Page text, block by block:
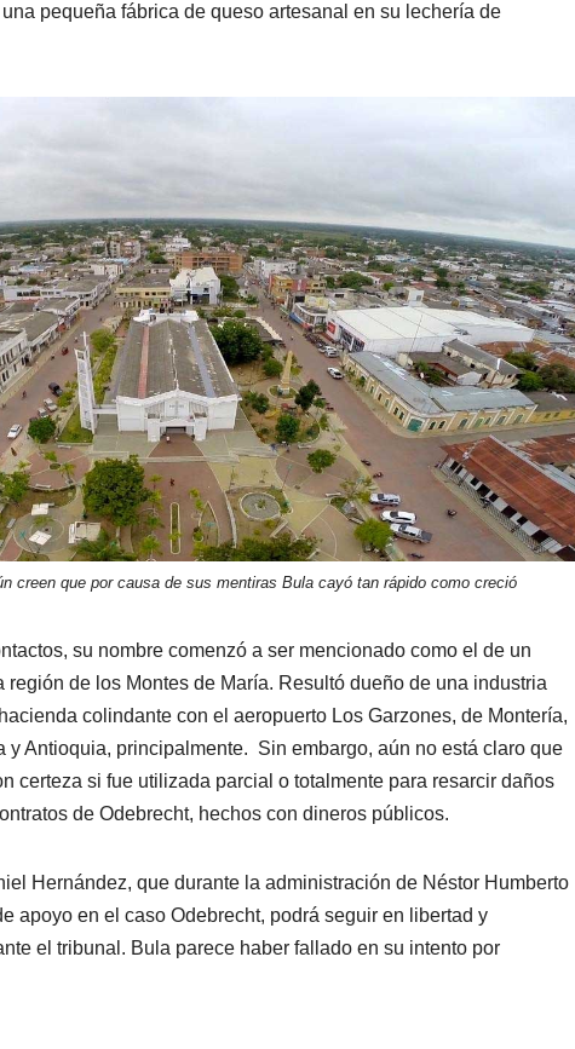
pequeña fábrica de queso artesanal en su lechería de
creen que por causa de sus mentiras Bula cayó tan rápido como creció
su nombre comenzó a ser mencionado como el de un
de los Montes de María. Resultó dueño de una industria
colindante con el aeropuerto Los Garzones, de Montería,
y Antioquia, principalmente. Sin embargo, aún no está claro que
certeza si fue utilizada parcial o totalmente para resarcir daños
de Odebrecht, hechos con dineros públicos.
Hernández, que durante la administración de Néstor Humberto
apoyo en el caso Odebrecht, podrá seguir en libertad y
el tribunal. Bula parece haber fallado en su intento por